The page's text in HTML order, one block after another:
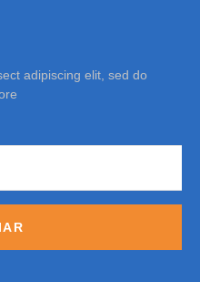
adipiscing elit, sed do